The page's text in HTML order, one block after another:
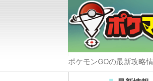
ポケモンGOの最新攻略